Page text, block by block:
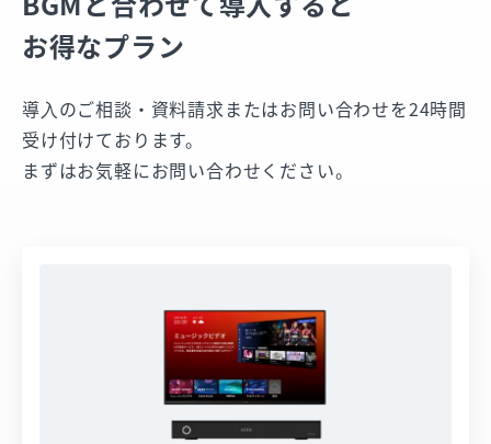
お得なプラン
導⼊のご相談・資料請求またはお問い合わせを24時間
受け付けております。
まずはお気軽にお問い合わせください。